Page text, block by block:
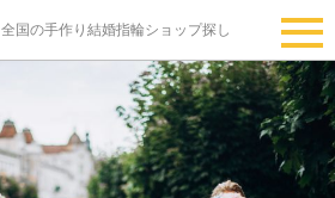
全国の手作り結婚指輪ショップ探し